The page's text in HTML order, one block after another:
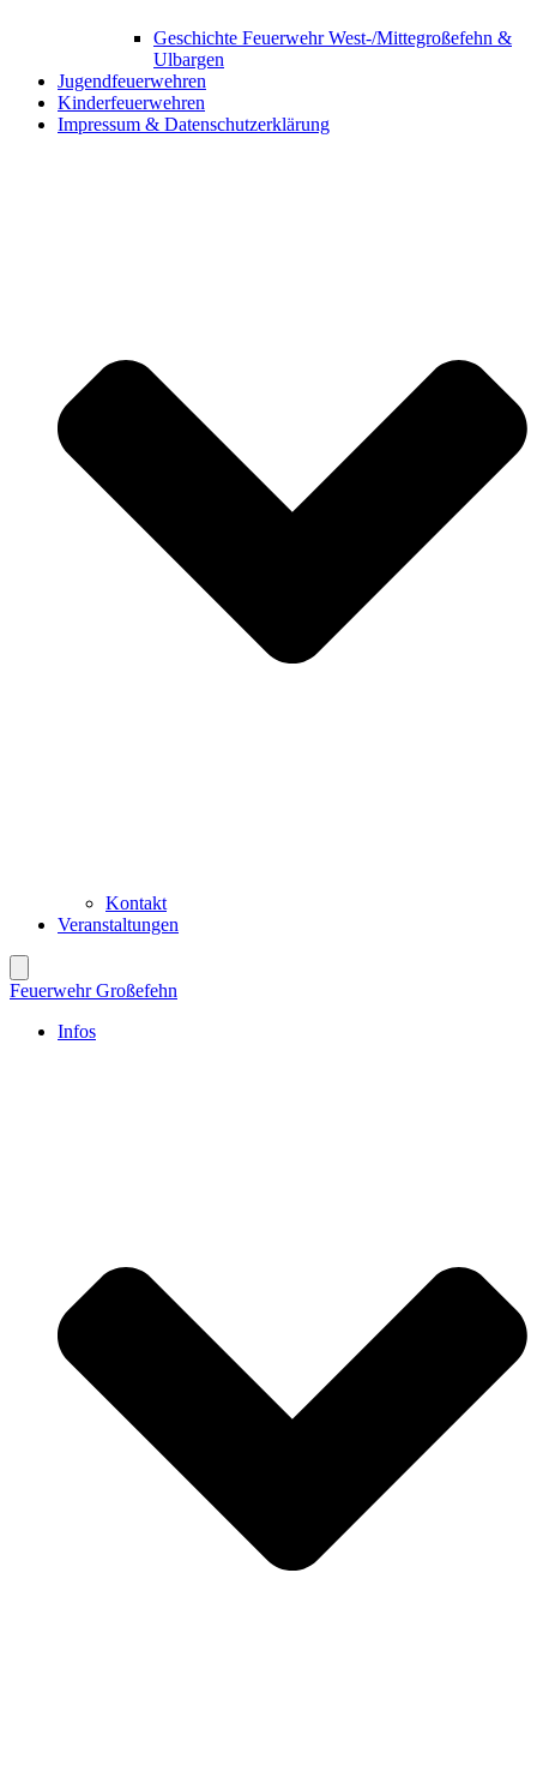
Geschichte Feuerwehr West-/Mittegroßefehn &
Ulbargen
Jugendfeuerwehren
Kinderfeuerwehren
Impressum & Datenschutzerklärung
Kontakt
Veranstaltungen
Feuerwehr Großefehn
Infos